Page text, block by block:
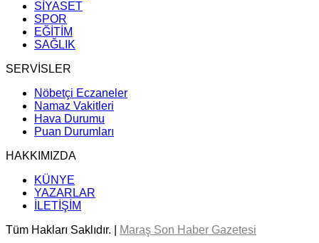
SİYASET
SPOR
EĞİTİM
SAĞLIK
SERVİSLER
Nöbetçi Eczaneler
Namaz Vakitleri
Hava Durumu
Puan Durumları
HAKKIMIZDA
KÜNYE
YAZARLAR
İLETİŞİM
Tüm Hakları Saklıdır. |
Maraş Son Haber Gazetesi